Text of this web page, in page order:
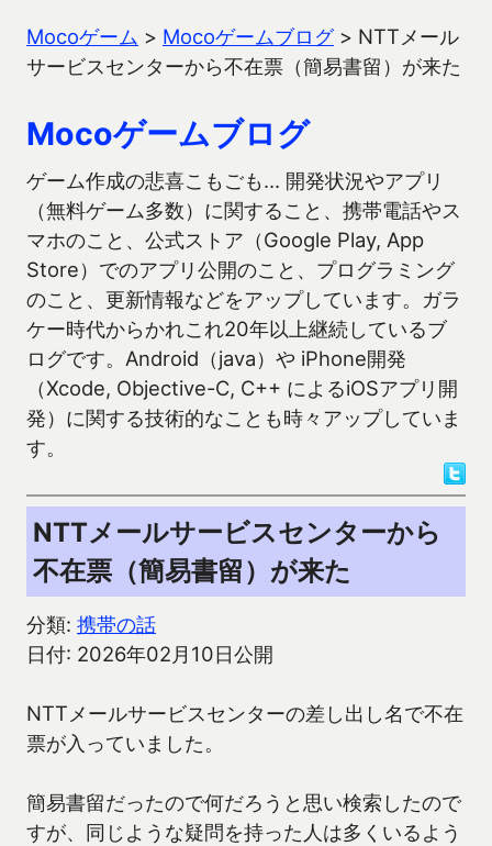
Mocoゲーム > Mocoゲームブログ> NTTメール
サービスセンターから不在票（簡易書留）が来た
Mocoゲームブログ
ゲーム作成の悲喜こもごも… 開発状況やアプリ
（無料ゲーム多数）に関すること、携帯電話やス
マホのこと、公式ストア（Google Play, App
Store）でのアプリ公開のこと、プログラミング
のこと、更新情報などをアップしています。ガラ
ケー時代からかれこれ20年以上継続しているブ
ログです。Android（java）や iPhone開発
（Xcode, Objective-C, C++ によるiOSアプリ開
発）に関する技術的なことも時々アップしていま
す。
NTTメールサービスセンターから
不在票（簡易書留）が来た
分類: 携帯の話
日付: 2026年02月10日公開
NTTメールサービスセンターの差し出し名で不在
票が入っていました。
簡易書留だったので何だろうと思い検索したので
すが、同じような疑問を持った人は多くいるよう